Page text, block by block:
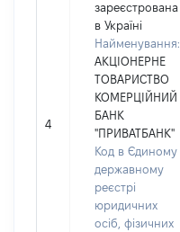
4
зареєстрована
в Україні
Найменування:
АКЦІОНЕРНЕ
ТОВАРИСТВО
КОМЕРЦІЙНИЙ
БАНК
"ПРИВАТБАНК"
Код в Єдиному
державному
реєстрі
юридичних
осіб, фізичних